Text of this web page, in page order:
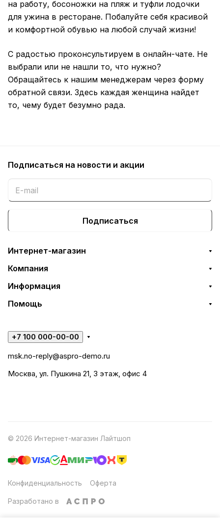
на работу, босоножки на пляж и туфли лодочки
для ужина в ресторане. Побалуйте себя красивой
и комфортной обувью на любой случай жизни!
С радостью проконсультируем в онлайн-чате. Не
выбрали или не нашли то, что нужно?
Обращайтесь к нашим менеджерам через форму
обратной связи. Здесь каждая женщина найдет
то, чему будет безумно рада.
Подписаться на новости и акции
Подписаться
Интернет-магазин
Компания
Информация
Помощь
+7 100 000-00-00
msk.no-reply@aspro-demo.ru
Москва, ул. Пушкина 21, 3 этаж, офис 4
© 2026 Интернет-магазин Лайтшоп
Конфиденциальность Оферта
Разработано в